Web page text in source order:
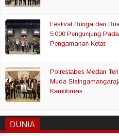
Festival Bunga dan
5.000 Pengunjung
Pengamanan Ketat
Polrestabes Medan
Muda
Kamtibmas
DUNIA